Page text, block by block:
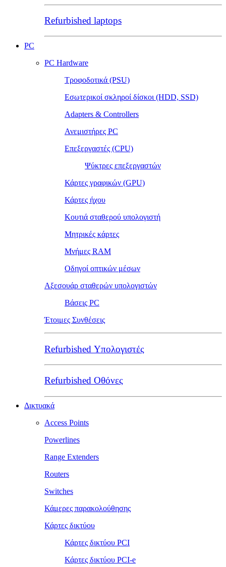
Refurbished laptops
PC
PC Hardware
Τροφοδοτικά (PSU)
Εσωτερικοί σκληροί δίσκοι (HDD, SSD)
Adapters & Controllers
Ανεμιστήρες PC
Επεξεργαστές (CPU)
Ψύκτρες επεξεργαστών
Κάρτες γραφικών (GPU)
Κάρτες ήχου
Κουτιά σταθερού υπολογιστή
Μητρικές κάρτες
Μνήμες RAM
Οδηγοί οπτικών μέσων
Αξεσουάρ σταθερών υπολογιστών
Βάσεις PC
Έτοιμες Συνθέσεις
Refurbished Υπολογιστές
Refurbished Οθόνες
Δικτυακά
Access Points
Powerlines
Range Extenders
Routers
Switches
Κάμερες παρακολούθησης
Κάρτες δικτύου
Κάρτες δικτύου PCI
Κάρτες δικτύου PCI-e